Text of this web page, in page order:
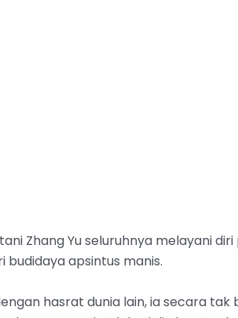
Zhang Yu seluruhnya melayani
budidaya apsintus manis.
hasrat dunia lain, ia secara